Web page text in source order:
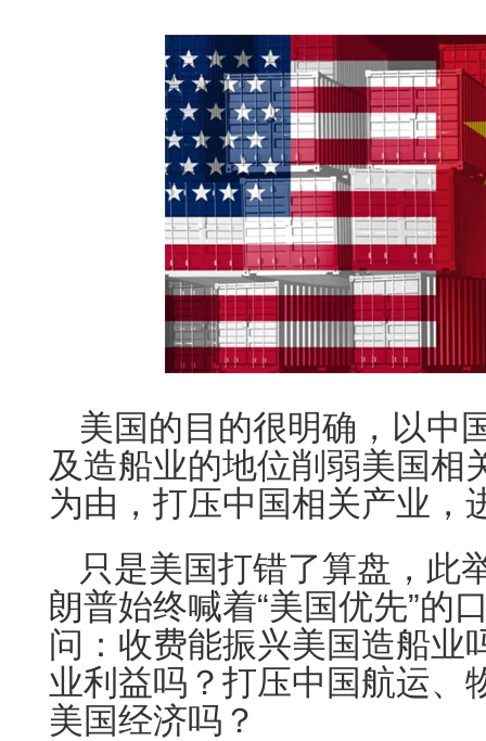
美国的目的很明确，以中
及造船业的地位削弱美国相
为由，打压中国相关产业，
只是美国打错了算盘，此
朗普始终喊着“美国优先”的
问：收费能振兴美国造船业
业利益吗？打压中国航运、
美国经济吗？